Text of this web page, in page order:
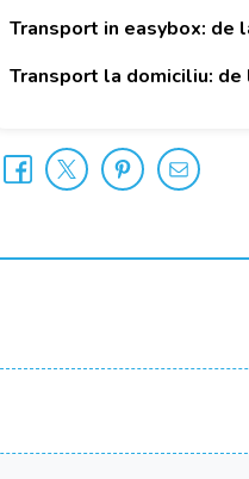
Transport in easybox: de
Transport la domiciliu: